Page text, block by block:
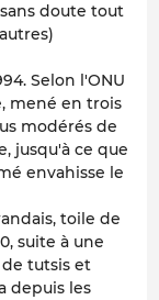
doute tout
Selon l'ONU
mené en trois
modérés de
jusqu'à ce que
envahisse le
toile de
suite à une
tutsis et
depuis les